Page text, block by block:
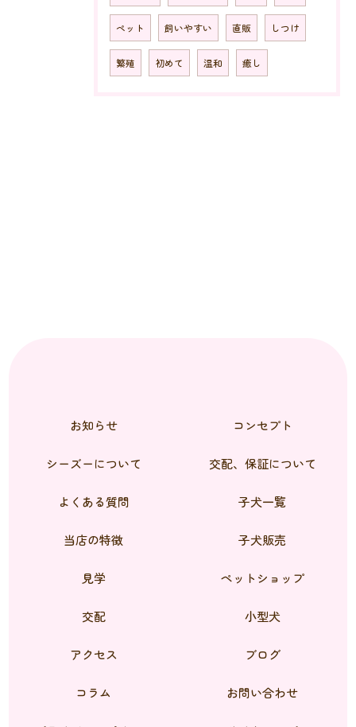
ペット 飼いやすい 直販 しつけ
繁殖 初めて 温和 癒し
お知らせ コンセプト
シーズーについて 交配、保証について
よくある質問 子犬一覧
当店の特徴 子犬販売
見学 ペットショップ
交配 小型犬
アクセス ブログ
コラム お問い合わせ